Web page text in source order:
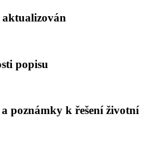
aktualizován
popisu
poznámky k řešení životní